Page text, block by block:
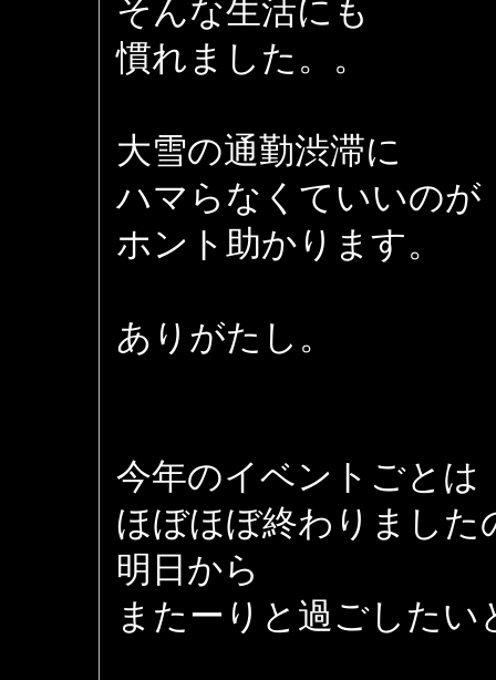
そんな生活にも
慣れました。。
大雪の通勤渋滞に
ハマらなくていいのが
ホント助かります。
ありがたし。
今年のイベントごとは
ほぼほぼ終わりました
明日から
またーりと過ごしたい